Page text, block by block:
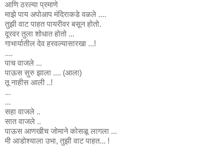
आणि ठरल्या प्रमाणे
माझे पाय अपोआप मंदिराकडे वळले ....
तुझी वाट पाहत पायरीवर बसून होतो.
दूरवर तुला शोधात होतो ...
गाभार्यातील देव हरवल्यासारखा ...!
....
पाच वाजले ...
पाऊस सुरु झाला .... (आला)
तू नाहीस आली ..!
...
...
सहा वाजले ..
सात वाजले ..
पाऊस आणखीच जोमाने कोसळू लागला ...
मी आडोश्याला उभा, तुझी वाट पाहत... !